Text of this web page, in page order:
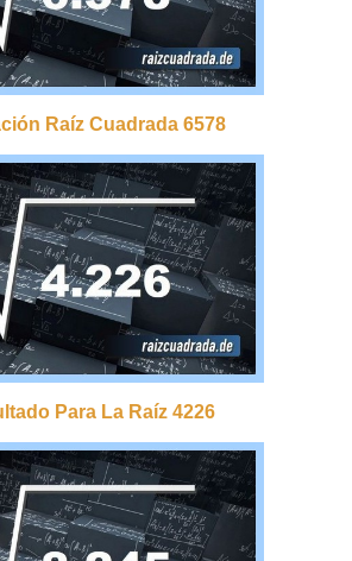
Raíz Cuadrada 6578
Para La Raíz 4226